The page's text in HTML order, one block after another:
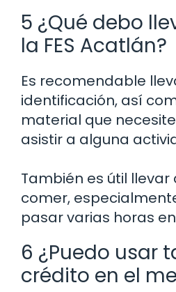
5 ¿Qué debo
la FES Acatlán?
Es recomendable
identificación, así
material que
asistir a alguna
También es útil
comer,
pasar varias horas
6 ¿Puedo usar
crédito en el